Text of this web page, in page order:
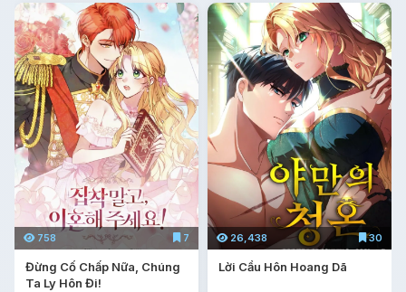
758 7
Đừng Cố Chấp Nữa, Chúng
Ta Ly Hôn Đi!
26,438 30
Lời Cầu Hôn Hoang Dã